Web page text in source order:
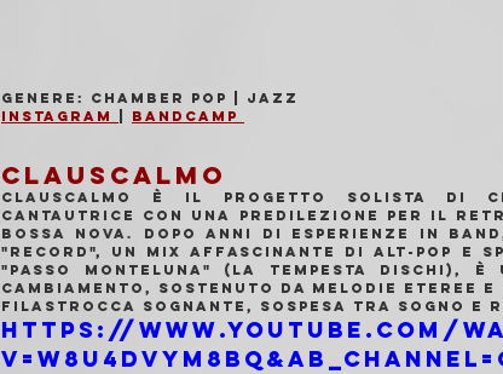
Genere: Chamber Pop | Jazz
Instagram
Bandcamp
CLAUSCALMO
Clauscalmo è il progetto solista di
cantautrice con una predilezione per il
bossa nova. Dopo anni di esperienze in
"Record", un mix affascinante di alt-pop e
"Passo Monteluna" (La Tempesta
cambiamento, sostenuto da melodie eteree
filastrocca sognante, sospesa tra sogno e
https://www.youtube.com/